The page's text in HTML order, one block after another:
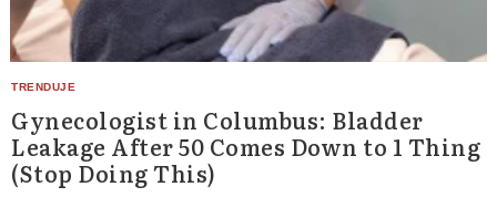
Gynecologist in Columbus: Bladder
Leakage After 50 Comes Down to 1 Thing
(Stop Doing This)